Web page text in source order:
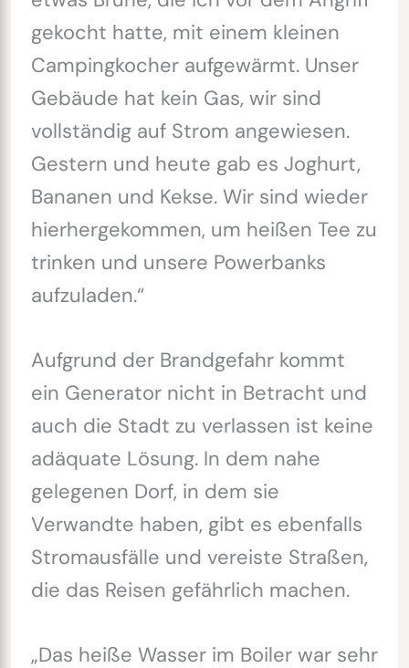
gekocht hatte, mit einem kleinen
Campingkocher aufgewärmt. Unser
Gebäude hat kein Gas, wir sind
vollständig auf Strom angewiesen.
Gestern und heute gab es Joghurt,
Bananen und Kekse. Wir sind wieder
hierhergekommen, um heißen Tee zu
trinken und unsere Powerbanks
aufzuladen.“
Aufgrund der Brandgefahr kommt
ein Generator nicht in Betracht und
auch die Stadt zu verlassen ist keine
adäquate Lösung. In dem nahe
gelegenen Dorf, in dem sie
Verwandte haben, gibt es ebenfalls
Stromausfälle und vereiste Straßen,
die das Reisen gefährlich machen.
„Das heiße Wasser im Boiler war sehr